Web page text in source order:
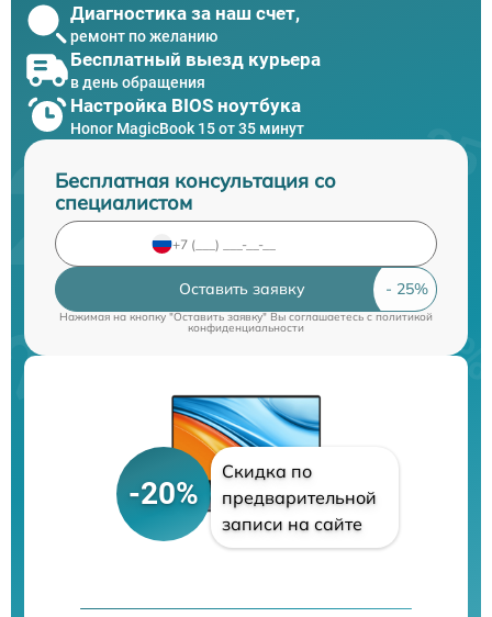
Диагностика за наш счет,
ремонт по желанию
Бесплатный выезд курьера
в день обращения
Настройка BIOS ноутбука
Honor MagicBook 15 от 35 минут
Бесплатная консультация со
специалистом
Оставить заявку
Нажимая на кнопку "Оставить заявку" Вы соглашаетесь cполитикой
конфиденциальности
-20%
Скидка по
предварительной
записи на сайте